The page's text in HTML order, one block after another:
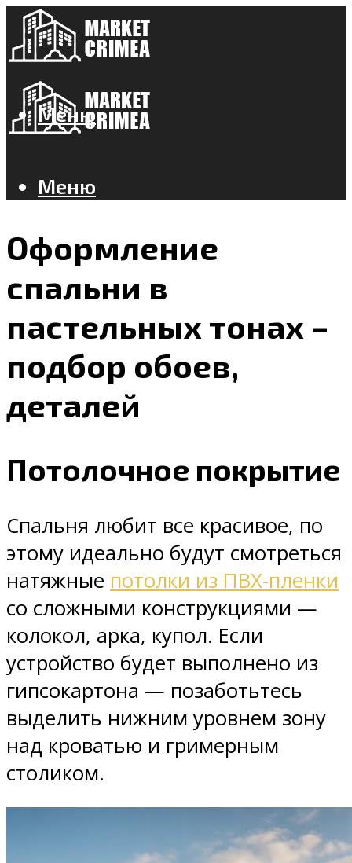
Меню
Меню
Оформление
спальни в
пастельных тонах –
подбор обоев,
деталей
Потолочное покрытие
Спальня любит все красивое, по
этому идеально будут смотреться
натяжные потолки из ПВХ-пленки
со сложными конструкциями —
колокол, арка, купол. Если
устройство будет выполнено из
гипсокартона — позаботьтесь
выделить нижним уровнем зону
над кроватью и гримерным
столиком.